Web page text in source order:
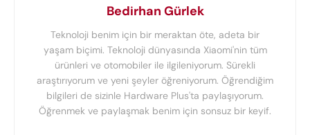
Bedirhan Gürlek
Teknoloji benim için bir meraktan öte, adeta bir
yaşam biçimi. Teknoloji dünyasında Xiaomi'nin tüm
ürünleri ve otomobiler ile ilgileniyorum. Sürekli
araştırıyorum ve yeni şeyler öğreniyorum. Öğrendiğim
bilgileri de sizinle Hardware Plus'ta paylaşıyorum.
Öğrenmek ve paylaşmak benim için sonsuz bir keyif.